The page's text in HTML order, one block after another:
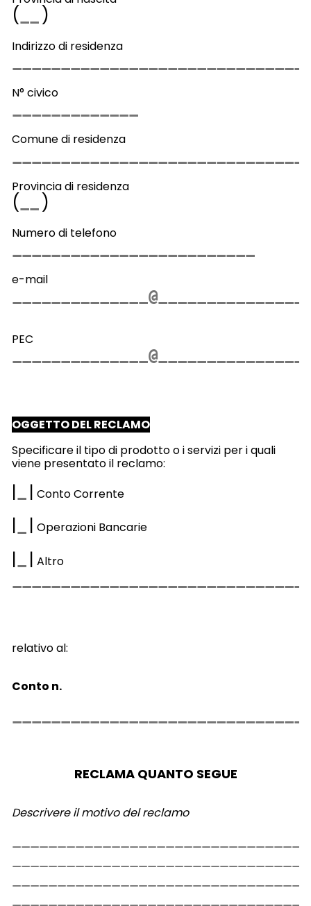
( )
Indirizzo di residenza
N° civico
Comune di residenza
Provincia di residenza
( )
Numero di telefono
e-mail
PEC
OGGETTO DEL RECLAMO
Specificare il tipo di prodotto o i servizi per i quali
viene presentato il reclamo:
| | Conto Corrente
| | Operazioni Bancarie
| | Altro
relativo al:
Conto n.
RECLAMA QUANTO SEGUE
Descrivere il motivo del reclamo